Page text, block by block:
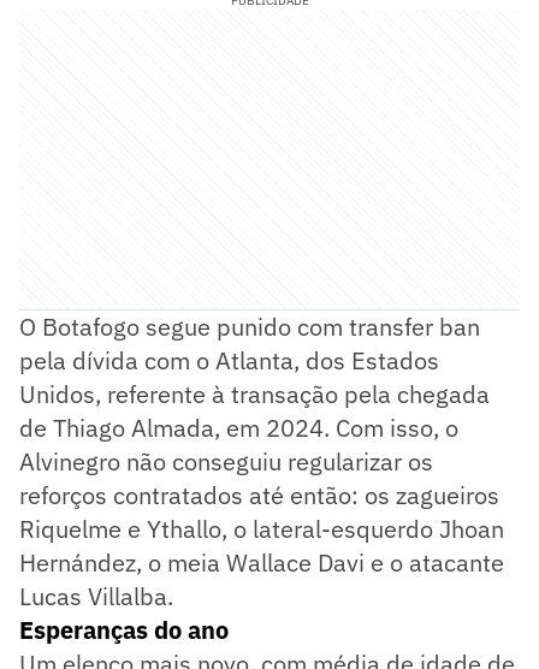
O Botafogo segue punido com transfer ban
pela dívida com o Atlanta, dos Estados
Unidos, referente à transação pela chegada
de Thiago Almada, em 2024. Com isso, o
Alvinegro não conseguiu regularizar os
reforços contratados até então: os zagueiros
Riquelme e Ythallo, o lateral-esquerdo Jhoan
Hernández, o meia Wallace Davi e o atacante
Lucas Villalba.
Esperanças do ano